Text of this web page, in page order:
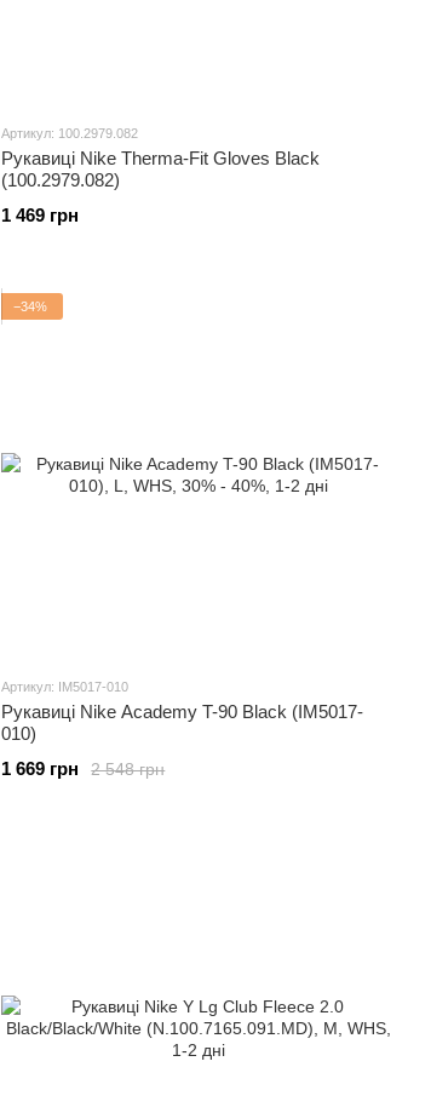
Артикул: 100.2979.082
Рукавиці Nike Therma-Fit Gloves Black
(100.2979.082)
1 469 грн
−34%
Артикул: IM5017-010
Рукавиці Nike Academy T-90 Black (IM5017-
010)
2 548 грн
1 669 грн